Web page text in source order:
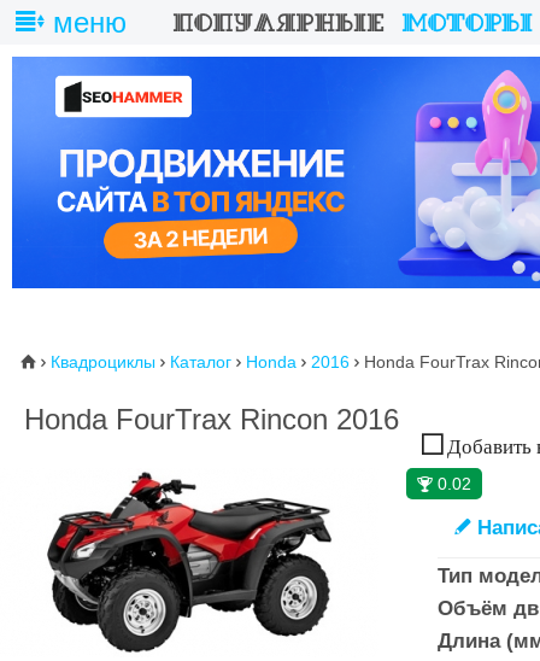
меню
⌂  Квадроциклы  Каталог  Honda  2016  Honda FourTrax
Honda FourTrax Rincon 2016
Добавить
🏆 0.02
✎
Тип
Объём
Длина